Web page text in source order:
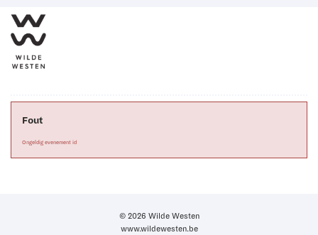
Fout
Ongeldig evenement id
© 2026 Wilde Westen
www.wildewesten.be